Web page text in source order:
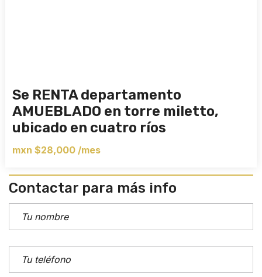
Se RENTA departamento
AMUEBLADO en torre miletto,
ubicado en cuatro ríos
mxn $28,000 /mes
Contactar para más info